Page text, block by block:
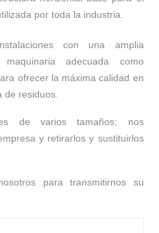
por toda la industria.
con una amplia
adecuada como
ofrecer la máxima calidad en
de residuos.
de varios tamaños; nos
y retirarlos y sustituirlos
para transmitirnos su